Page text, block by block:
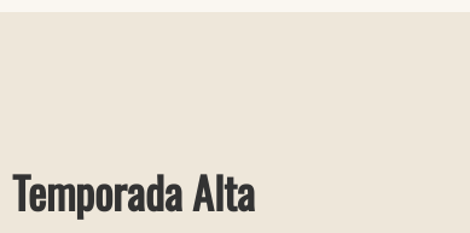
Temporada Alta